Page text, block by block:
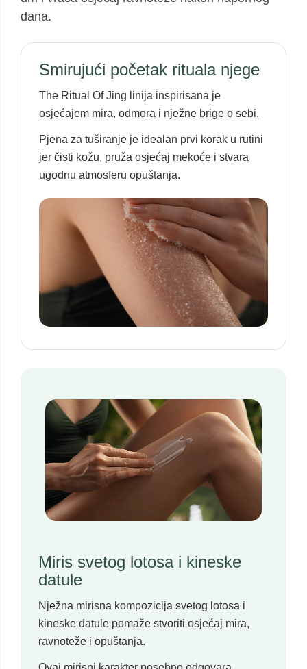
dana.
Smirujući početak rituala njege
The Ritual Of Jing linija inspirisana je
osjećajem mira, odmora i nježne brige o sebi.
Pjena za tuširanje je idealan prvi korak u rutini
jer čisti kožu, pruža osjećaj mekoće i stvara
ugodnu atmosferu opuštanja.
Miris svetog lotosa i kineske
datule
Nježna mirisna kompozicija svetog lotosa i
kineske datule pomaže stvoriti osjećaj mira,
ravnoteže i opuštanja.